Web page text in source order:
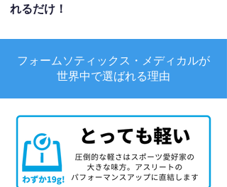
れるだけ！
フォームソティックス・メディカルが
世界中で選ばれる理由